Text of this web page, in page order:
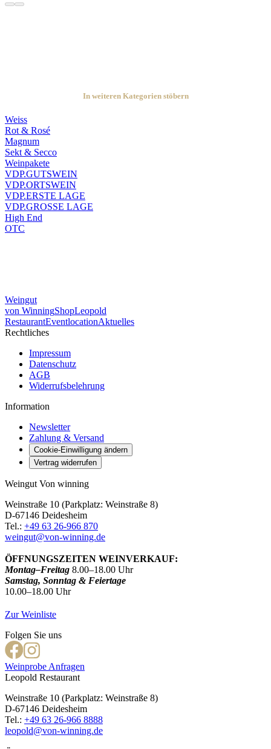
In weiteren Kategorien stöbern
Weiss
Rot & Rosé
Magnum
Sekt & Secco
Weinpakete
VDP.GUTSWEIN
VDP.ORTSWEIN
VDP.ERSTE LAGE
VDP.GROSSE LAGE
High End
OTC
Weingut
von WinningShopLeopold
RestaurantEventlocationAktuelles
Rechtliches
Impressum
Datenschutz
AGB
Widerrufsbelehrung
Information
Newsletter
Zahlung & Versand
Cookie-Einwilligung ändern
Vertrag widerrufen
Weingut Von winning
Weinstraße 10 (Parkplatz: Weinstraße 8)
D-67146 Deidesheim
Tel.: +49 63 26-966 870
weingut@von-winning.de
ÖFFNUNGSZEITEN WEINVERKAUF:
Montag–Freitag 8.00–18.00 Uhr
Samstag, Sonntag & Feiertage
10.00–18.00 Uhr
Zur Weinliste
Folgen Sie uns
Weinprobe Anfragen
Leopold Restaurant
Weinstraße 10 (Parkplatz: Weinstraße 8)
D-67146 Deidesheim
Tel.: +49 63 26-966 8888
leopold@von-winning.de